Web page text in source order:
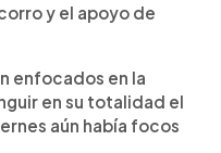
y el apoyo de
enfocados en la
en su totalidad el
aún había focos